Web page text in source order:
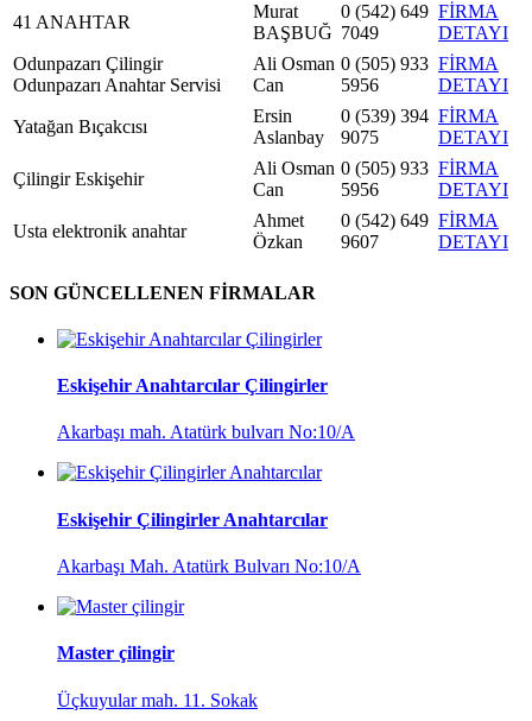
41 ANAHTAR
Murat
BAŞBUĞ
0 (542) 649
7049
FİRMA
DETAYI
Odunpazarı Çilingir
Odunpazarı Anahtar Servisi
Ali Osman
Can
0 (505) 933
5956
FİRMA
DETAYI
Yatağan Bıçakcısı
Ersin
Aslanbay
0 (539) 394
9075
FİRMA
DETAYI
Çilingir Eskişehir
Ali Osman
Can
0 (505) 933
5956
FİRMA
DETAYI
Usta elektronik anahtar
Ahmet
Özkan
0 (542) 649
9607
FİRMA
DETAYI
SON GÜNCELLENEN FİRMALAR
Eskişehir Anahtarcılar Çilingirler
Akarbaşı mah. Atatürk bulvarı No:10/A
Eskişehir Çilingirler Anahtarcılar
Akarbaşı Mah. Atatürk Bulvarı No:10/A
Master çilingir
Üçkuyular mah. 11. Sokak